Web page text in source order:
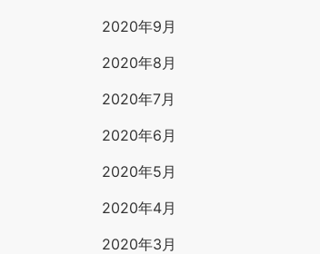
2020年9月
2020年8月
2020年7月
2020年6月
2020年5月
2020年4月
2020年3月